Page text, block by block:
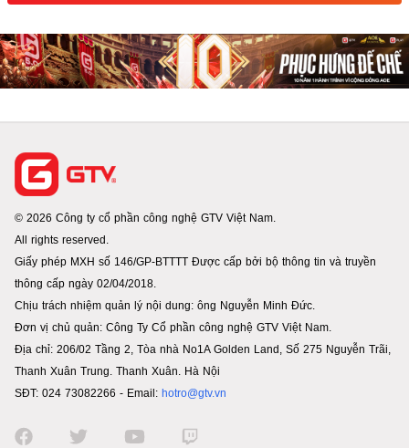
© 2026 Công ty cổ phần công nghệ GTV Việt Nam.
All rights reserved.
Giấy phép MXH số 146/GP-BTTTT Được cấp bởi bộ thông tin và truyền
thông cấp ngày 02/04/2018.
Chịu trách nhiệm quản lý nội dung: ông Nguyễn Minh Đức.
Đơn vị chủ quản: Công Ty Cổ phần công nghệ GTV Việt Nam.
Địa chỉ: 206/02 Tầng 2, Tòa nhà No1A Golden Land, Số 275 Nguyễn Trãi,
Thanh Xuân Trung. Thanh Xuân. Hà Nội
SĐT: 024 73082266 - Email: hotro@gtv.vn